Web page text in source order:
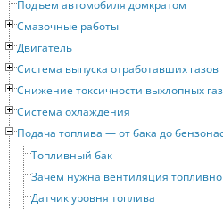
Подъем автомобиля домкратом
Смазочные работы
Двигатель
Система выпуска отработавших газов
Снижение токсичности выхлопных
Система охлаждения
Подача топлива — от бака до
Топливный бак
Зачем нужна вентиляция
Датчик уровня топлива